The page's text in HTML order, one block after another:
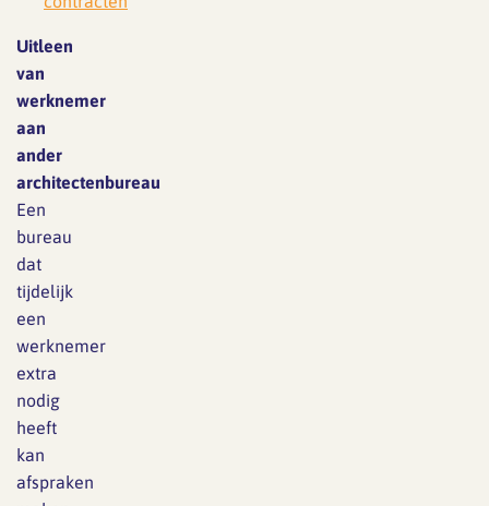
Uitleen
van
werknemer
aan
ander
architectenbureau
Een
bureau
dat
tijdelijk
een
werknemer
extra
nodig
heeft
kan
afspraken